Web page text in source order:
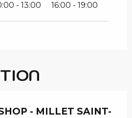
- 13:00 16:00 - 19:00
- MILLET SAINT-